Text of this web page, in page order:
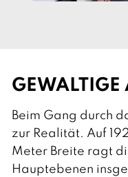
GEWALTIGE
Beim Gang durch
zur Realität. Auf
Meter Breite ragt
Hauptebenen